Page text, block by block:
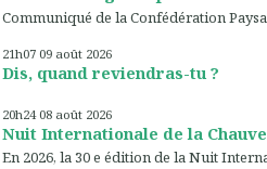
Communiqué de la Confédération
21h07 09 août 2026
Dis, quand reviendras-tu ?
20h24 08 août 2026
Nuit Internationale de la
En 2026, la 30 e édition de la Nuit